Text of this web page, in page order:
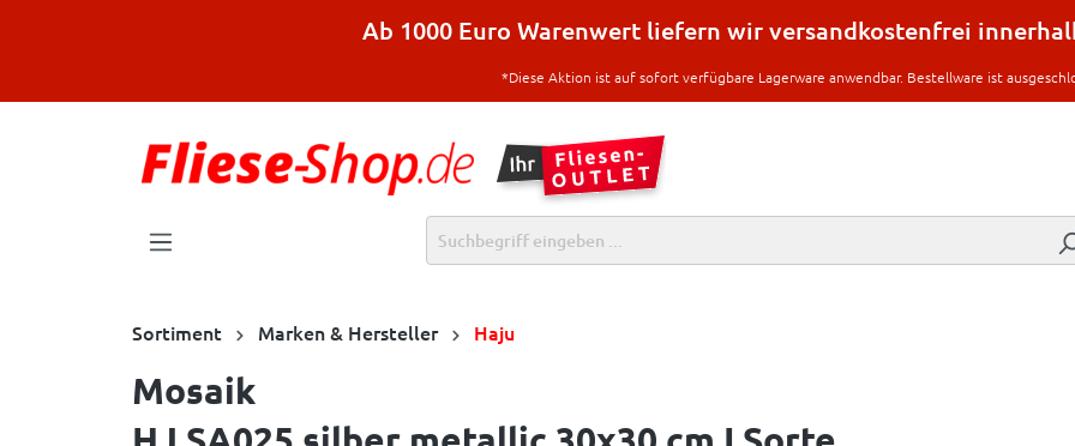
Ab 1000 Euro Warenwert liefern wir versandkostenfrei
*Diese Aktion ist auf sofort verfügbare Lagerware anwendbar. Bestellware ist
Sortiment Marken & Hersteller Haju
Mosaik